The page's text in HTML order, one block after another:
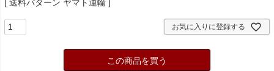
送料パターン ヤマト運輸
お気に入りに登録する
この商品を買う